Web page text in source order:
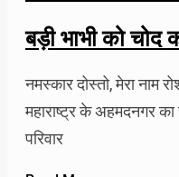
बड़ी भाभी को चोद
नमस्कार दोस्तो, मेरा नाम
महाराष्ट्र के अहमदनगर
परिवार